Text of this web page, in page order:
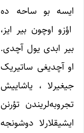
ایسه بو ساحه ده
اؤزو اوچون بیر ایز،
بیر ابدی یول آچدی.
او آچدیغی ساتیریک
جیغیرلا ، یاشاییش
تجروبه‌لریندن تؤرنن
ایشیقلارلا دوشونجه